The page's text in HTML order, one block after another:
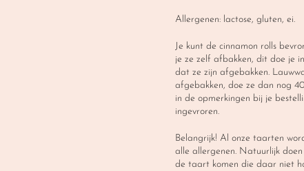
Allergenen: lactose, gluten, ei.
Je kunt de cinnamon rolls
je ze zelf afbakken, dit doe je
dat ze zijn afgebakken.
afgebakken, doe ze dan nog
in de opmerkingen bij je
ingevroren.
Belangrijk! Al onze taarten
alle allergenen. Natuurlijk
de taart komen die daar niet